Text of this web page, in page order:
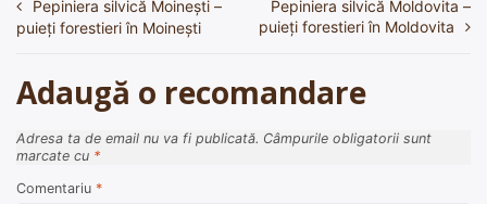
Navigare
articole
Pepiniera silvică Moineşti –
puieți forestieri în Moineşti
Pepiniera silvică Moldovita –
puieți forestieri în Moldovita
Adaugă o recomandare
Adresa ta de email nu va fi publicată. Câmpurile obligatorii sunt
marcate cu *
Comentariu *